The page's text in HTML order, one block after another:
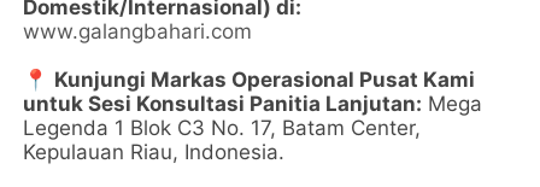
Domestik/Internasional) di:
www.galangbahari.com
📍 Kunjungi Markas Operasional Pusat Kami
untuk Sesi Konsultasi Panitia Lanjutan: Mega
Legenda 1 Blok C3 No. 17, Batam Center,
Kepulauan Riau, Indonesia.